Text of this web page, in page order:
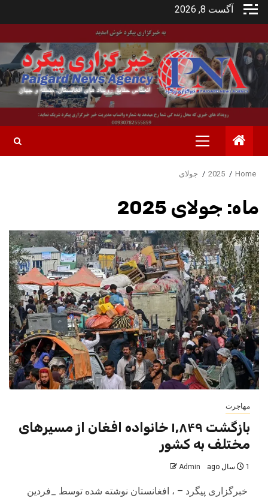
Skip
آگست 8, 2026
Primary
Menu
Home
2025 جولای
ماه: جولای 2025
مهاجرت
بازگشت ۱,۸۴۹ خانواده افغان از مسیرهای
مختلف به کشور
1 سال ago Admin
️ خبرگزاری پیگرد – ، افغانستان نوشته شده توسط _فردین